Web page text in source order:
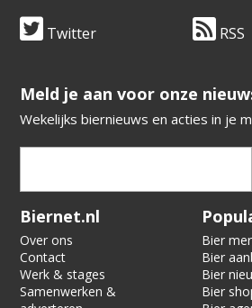
Twitter RSS
​​​​​​​Meld je aan voor onze
Wekelijks biernieuws en acties in je
Verification code:
Biernet.nl
Over ons
Contact
Werk & stages
Samenwerken &
Bier
Bier
Bier
Bier